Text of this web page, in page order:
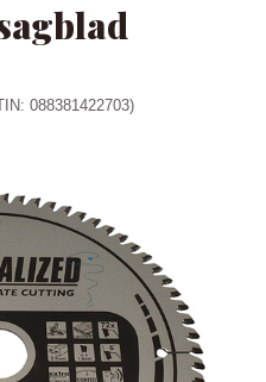
088381422703)